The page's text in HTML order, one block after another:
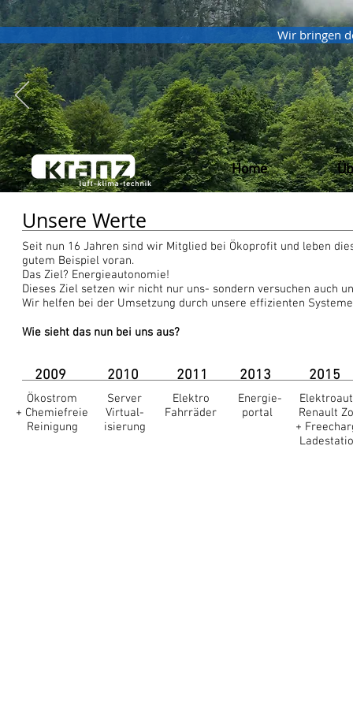
Wir bringen
Home
Home
Unsere Werte
Seit nun 16 Jahren sind wir Mitglied bei Ökoprofit und leben
gutem Beispiel voran.
Das Ziel? Energieautonomie!
Dieses Ziel setzen wir nicht nur uns- sondern versuchen auch
Wir helfen bei der Umsetzung durch unsere effizienten
Wie sieht das nun bei uns aus?
2009 2010 2011 2013 2015
Ökostrom
+ Chemiefreie
Reinigung
Server
Virtual-
isierung
Elektro
Fahrräder
Energie-
portal
Renault
+